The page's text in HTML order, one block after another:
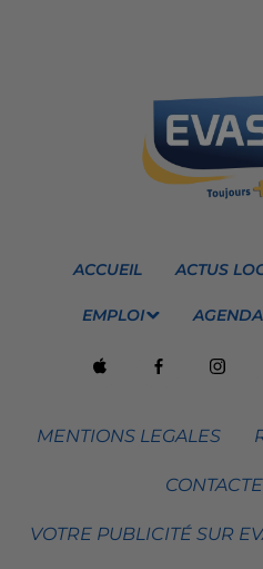
ACCUEIL ACTUS
EMPLOI AGENDA
MENTIONS LEGALES
VOTRE PUBLICITÉ SUR